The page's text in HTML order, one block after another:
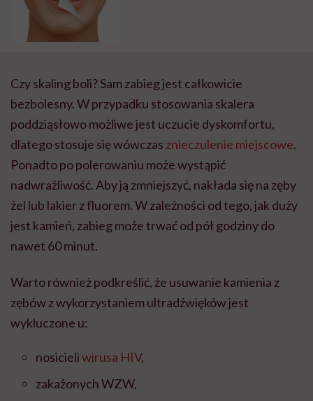
Czy skaling boli? Sam zabieg jest całkowicie
bezbolesny. W przypadku stosowania skalera
poddziąsłowo możliwe jest uczucie dyskomfortu,
dlatego stosuje się wówczas znieczulenie miejscowe.
Ponadto po polerowaniu może wystąpić
nadwrażliwość. Aby ją zmniejszyć, nakłada się na zęby
żel lub lakier z fluorem.W zależności od tego, jak duży
jest kamień, zabieg może trwać od pół godziny do
nawet 60 minut.
Warto również podkreślić, że usuwanie kamienia z
zębów z wykorzystaniem ultradźwięków jest
wykluczone u:
nosicieliwirusa HIV,
zakażonych WZW,